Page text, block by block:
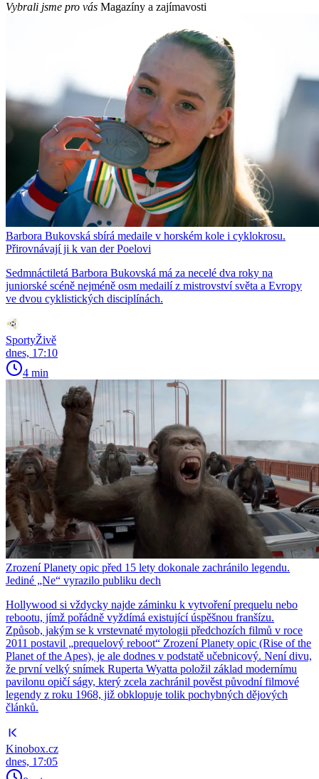
Vybrali jsme pro vás Magazíny a zajímavosti
Barbora Bukovská sbírá medaile v horském kole i cyklokrosu.
Přirovnávají ji k van der Poelovi
Sedmnáctiletá Barbora Bukovská má za necelé dva roky na
juniorské scéně nejméně osm medailí z mistrovství světa a Evropy
ve dvou cyklistických disciplínách.
SportyŽivě
dnes, 17:10
4 min
Zrození Planety opic před 15 lety dokonale zachránilo legendu.
Jediné „Ne“ vyrazilo publiku dech
Hollywood si vždycky najde záminku k vytvoření prequelu nebo
rebootu, jímž pořádně vyždímá existující úspěšnou franšízu.
Způsob, jakým se k vrstevnaté mytologii předchozích filmů v roce
2011 postavil „prequelový reboot“ Zrození Planety opic (Rise of the
Planet of the Apes), je ale dodnes v podstatě učebnicový. Není divu,
že první velký snímek Ruperta Wyatta položil základ modernímu
pavilonu opičí ságy, který zcela zachránil pověst původní filmové
legendy z roku 1968, již obklopuje tolik pochybných dějových
článků.
Kinobox.cz
dnes, 17:05